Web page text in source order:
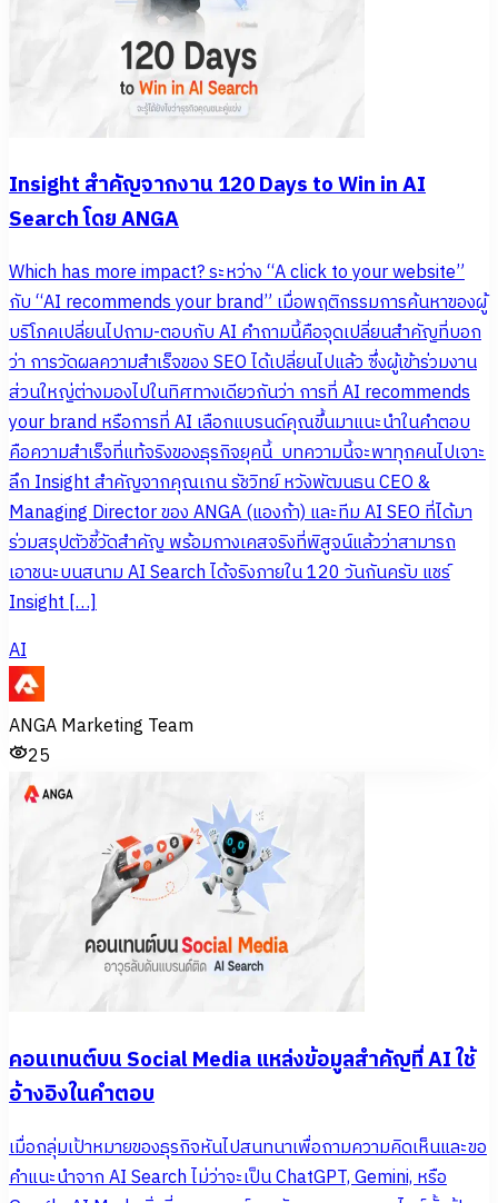
Insight สำคัญจากงาน 120 Days to Win in AI
Search โดย ANGA
Which has more impact? ระหว่าง “A click to your website”
กับ “AI recommends your brand” เมื่อพฤติกรรมการค้นหาของผู้
บริโภคเปลี่ยนไปถาม-ตอบกับ AI คำถามนี้คือจุดเปลี่ยนสำคัญที่บอก
ว่า การวัดผลความสำเร็จของ SEO ได้เปลี่ยนไปแล้ว ซึ่งผู้เข้าร่วมงาน
ส่วนใหญ่ต่างมองไปในทิศทางเดียวกันว่า การที่ AI recommends
your brand หรือการที่ AI เลือกแบรนด์คุณขึ้นมาแนะนำในคำตอบ
คือความสำเร็จที่แท้จริงของธุรกิจยุคนี้ บทความนี้จะพาทุกคนไปเจาะ
ลึก Insight สำคัญจากคุณเกน รัชวิทย์ หวังพัฒนธน CEO &
Managing Director ของ ANGA (แองก้า) และทีม AI SEO ที่ได้มา
ร่วมสรุปตัวชี้วัดสำคัญ พร้อมกางเคสจริงที่พิสูจน์แล้วว่าสามารถ
เอาชนะบนสนาม AI Search ได้จริงภายใน 120 วันกันครับ แชร์
Insight […]
AI
ANGA Marketing Team
25
คอนเทนต์บน Social Media แหล่งข้อมูลสำคัญที่ AI ใช้
อ้างอิงในคำตอบ
เมื่อกลุ่มเป้าหมายของธุรกิจหันไปสนทนาเพื่อถามความคิดเห็นและขอ
คำแนะนำจาก AI Search ไม่ว่าจะเป็น ChatGPT, Gemini, หรือ